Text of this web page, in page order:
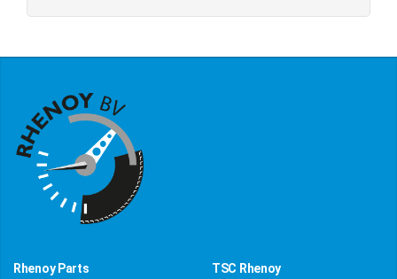
Rhenoy Parts TSC Rhenoy